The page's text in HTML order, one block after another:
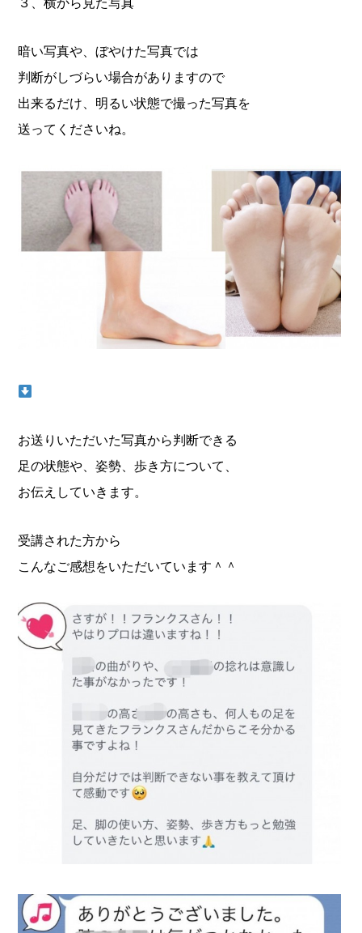
３、横から見た写真
暗い写真や、ぼやけた写真では
判断がしづらい場合がありますので
出来るだけ、明るい状態で撮った写真を
送ってくださいね。
お送りいただいた写真から判断できる
足の状態や、姿勢、歩き方について、
お伝えしていきます。
受講された方から
こんなご感想をいただいています＾＾